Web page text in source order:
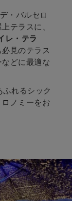
・バルセロ
テラスに、
レ・テラ
見のテラス
どに最適な
れるシック
ノミーをお